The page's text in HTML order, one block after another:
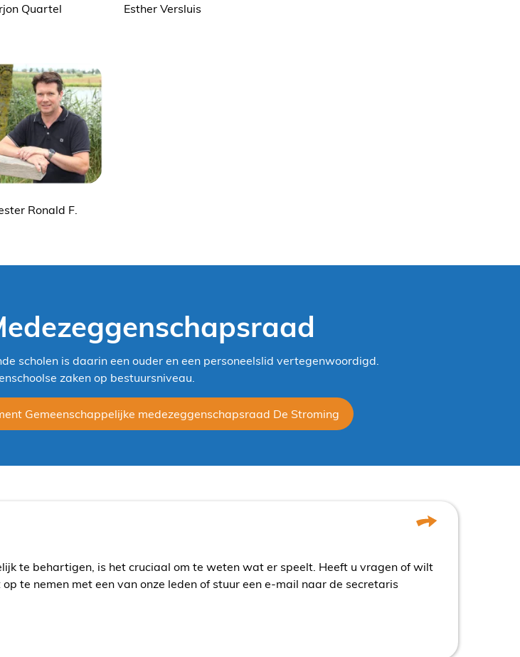
Quartel Esther Versluis
Ronald F.
scholen is daarin een ouder en een personeelslid vertegenwoordigd.
zaken op bestuursniveau.
Gemeenschappelijke medezeggenschapsraad De Stroming
te behartigen, is het cruciaal om te weten wat er speelt. Heeft u vragen of wilt
te nemen met een van onze leden of stuur een e-mail naar de secretaris